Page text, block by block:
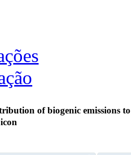
of biogenic emissions